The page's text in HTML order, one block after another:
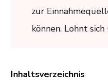
zur
können. Lohnt sich
Inhaltsverzeichnis